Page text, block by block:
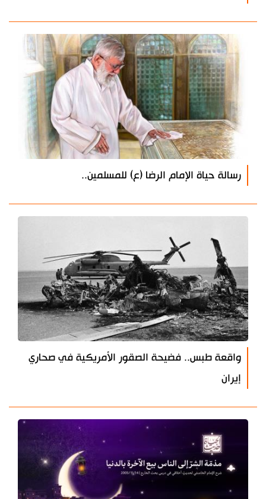
رسالة حياة الإمام الرضا (ع) للمسلمين..
واقعة طبس.. فضيحة الصقور الأمريكية في صحاري
إيران